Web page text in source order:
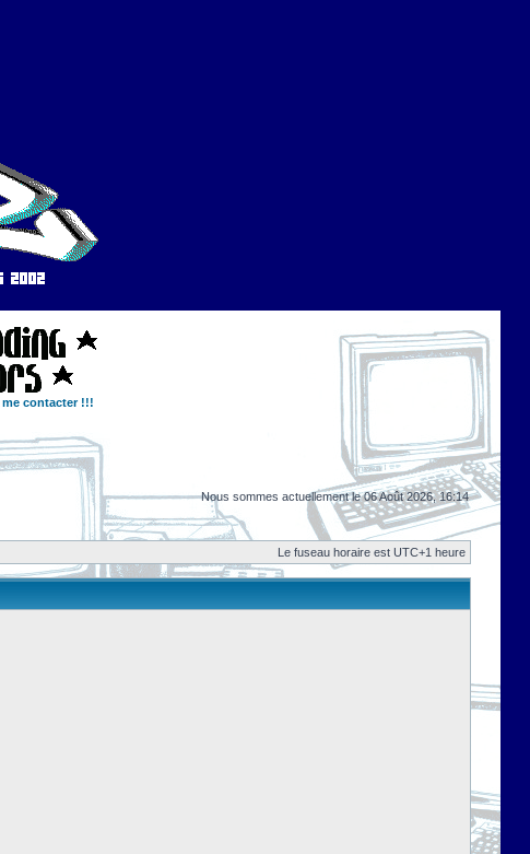
me contacter !!!
Nous sommes actuellement le 06 Août 2026, 16:14
Le fuseau horaire est UTC+1 heure